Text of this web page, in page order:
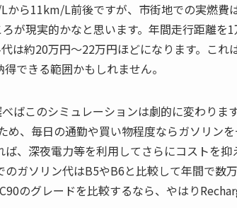
から11km/L前後ですが、市街地での実燃費
が現実的かなと思います。年間走行距離を
は約20万円〜22万円ほどになります。これ
できる範囲かもしれません。
ばこのシミュレーションは劇的に変わりま
め、毎日の通勤や買い物程度ならガソリン
、深夜電力等を利用してさらにコストを
のガソリン代はB5やB6と比較して年間で数
のグレードを比較するなら、やはり